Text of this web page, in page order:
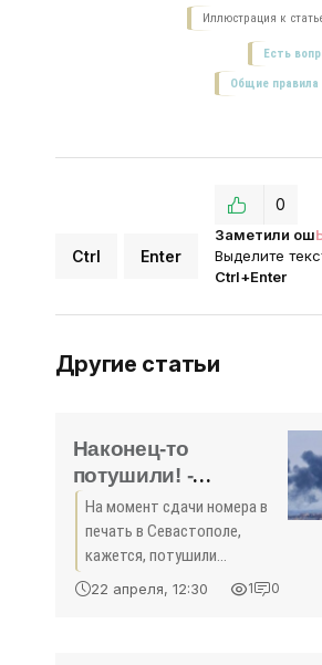
Иллюстрация к
Есть
Общие правила
Ctrl Enter
Заметили ош
Выделите
Ctrl+Enter
0
Другие статьи
Наконец-то
потушили! -
«Происшествия
Крыма»
На момент сдачи номера в
печать в Севастополе,
кажется, потушили
резервуары с топливом,
которые пострадали пос­ле
22 апреля, 12:30 1 0